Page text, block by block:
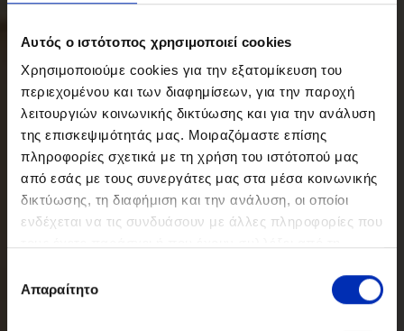
Αυτός ο ιστότοπος χρησιμοποιεί cookies
Χρησιμοποιούμε cookies για την εξατομίκευση του
περιεχομένου και των διαφημίσεων, για την παροχή
λειτουργιών κοινωνικής δικτύωσης και για την ανάλυση
της επισκεψιμότητάς μας. Μοιραζόμαστε επίσης
πληροφορίες σχετικά με τη χρήση του ιστότοπού μας
από εσάς με τους συνεργάτες μας στα μέσα κοινωνικής
δικτύωσης, τη διαφήμιση και την ανάλυση, οι οποίοι
ενδέχεται να τις συνδυάσουν με άλλες πληροφορίες που
συγκατάθεσης
Απαραίτητο